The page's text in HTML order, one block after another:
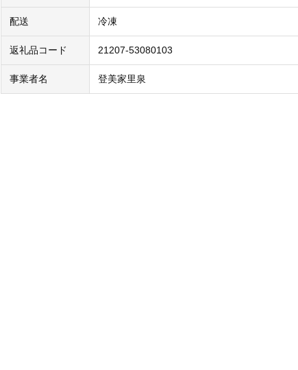
配送 冷凍
返礼品コード 21207-53080103
事業者名 登美家里泉